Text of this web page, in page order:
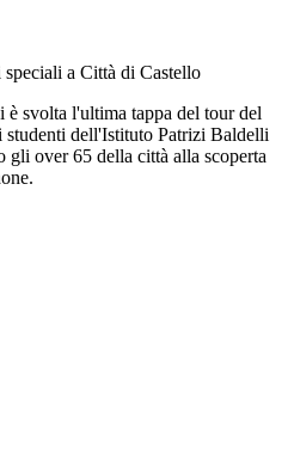
speciali a Città di Castello
è svolta l'ultima tappa del tour del
studenti dell'Istituto Patrizi Baldelli
gli over 65 della città alla scoperta